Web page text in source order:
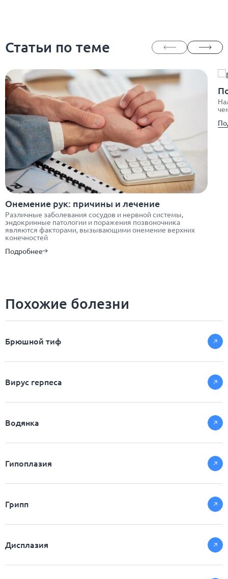
Статьи по теме
Онемение рук: причины и лечение
Различные заболевания сосудов и нервной системы,
эндокринные патологии и поражения позвоночника
являются факторами, вызывающими онемение верхних
конечностей
Подробнее
Похожие болезни
Брюшной тиф
Вирус герпеса
Водянка
Гипоплазия
Грипп
Дисплазия